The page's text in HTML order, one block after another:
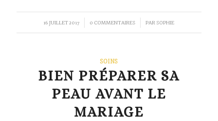
16 JUILLET 2017
/ 0 COMMENTAIRES
/ PAR SOPHIE
SOINS
BIEN PRÉPARER SA
PEAU AVANT LE
MARIAGE